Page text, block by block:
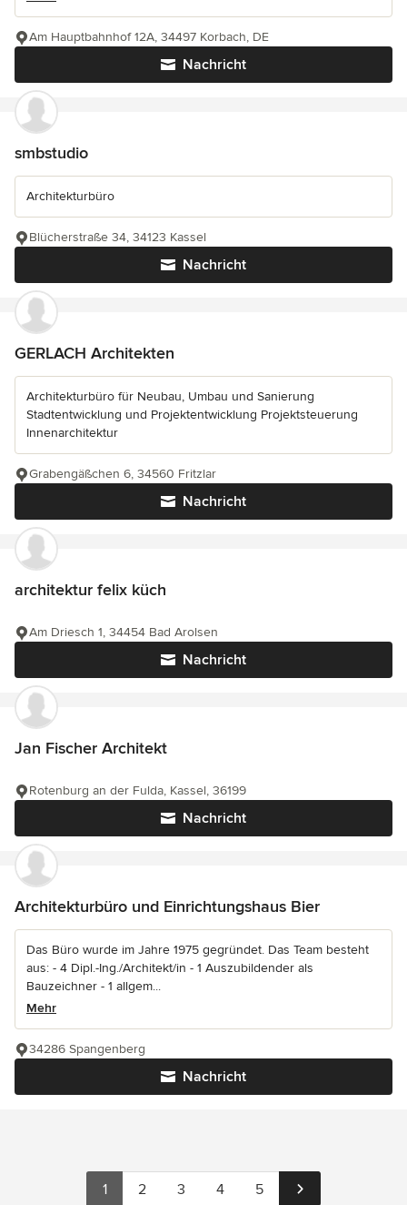
Nachricht
Am Hauptbahnhof 12A, 34497 Korbach, DE
smbstudio
Architekturbüro
Nachricht
Blücherstraße 34, 34123 Kassel
GERLACH Architekten
Architekturbüro für Neubau, Umbau und Sanierung
Stadtentwicklung und Projektentwicklung Projektsteuerung
Innenarchitektur
Nachricht
Grabengäßchen 6, 34560 Fritzlar
architektur felix küch
Nachricht
Am Driesch 1, 34454 Bad Arolsen
Jan Fischer Architekt
Nachricht
Rotenburg an der Fulda, Kassel, 36199
Architekturbüro und Einrichtungshaus Bier
Das Büro wurde im Jahre 1975 gegründet. Das Team besteht
aus: - 4 Dipl.-Ing./Architekt/in - 1 Auszubildender als
Bauzeichner - 1 allgem...
Mehr
Nachricht
34286 Spangenberg
1 2 3 4 5